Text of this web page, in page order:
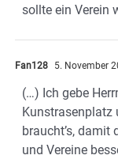
sollte ein Verein
Fan128 5. November
(…) Ich gebe
Kunstrasenplatz
braucht’s, damit
und Vereine